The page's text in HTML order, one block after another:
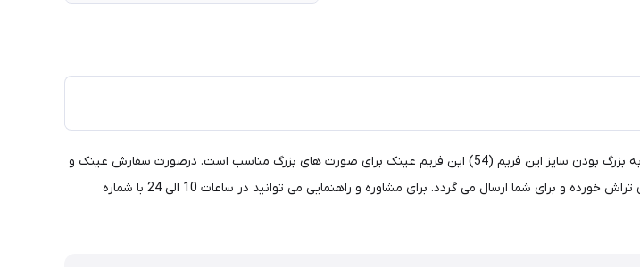
عینک تیتان در مدل TR83013 در رنگ مشکی براق و وزن بسیار سبک عرضه شده است. با توجه به بزرگ بودن سایز این فریم (54) این فریم عینک برای صورت های بزرگ مناسب است. درصورت سفارش عینک و
عدسی در کنار یکدیگر در مجموعه سیویلیها، عدسی انتخابی بر روی فریم مورد نظر به شکل رایگان تراش خورده و برای شما ارسال می گردد. برای مشاوره و راهنمایی می توانید در ساعات 10 الی 24 با شماره